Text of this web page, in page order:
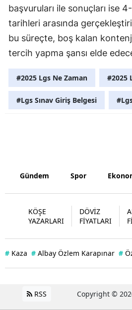
başvuruları ile sonuçları ise
tarihleri arasında
bu süreçte, boş kalan
tercih yapma şansı elde
#2025 Lgs Ne Zaman #2025
#Lgs Sınav Giriş Belgesi
Gündem Spor
KÖŞE
YAZARLARI
DÖVİZ
FİYATLARI
# Kaza # Albay Özlem Karapınar #
RSS Copyright ©